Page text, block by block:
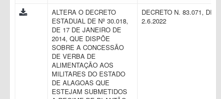
ALTERA O DECRETO
ESTADUAL DE Nº 30.018,
DE 17 DE JANEIRO DE
2014, QUE DISPÕE
SOBRE A CONCESSÃO
DE VERBA DE
ALIMENTAÇÃO AOS
MILITARES DO ESTADO
DE ALAGOAS QUE
ESTEJAM SUBMETIDOS
DECRETO N. 83.071, DE
2.6.2022